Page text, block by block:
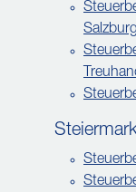
Salzburg